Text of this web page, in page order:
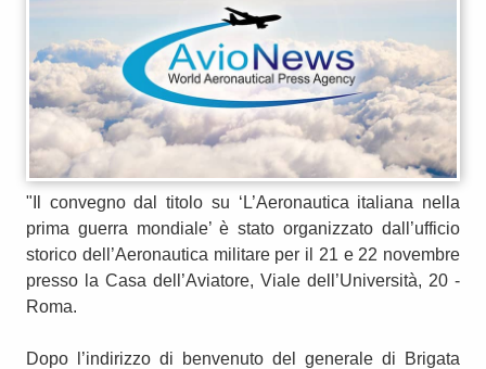
"Il convegno dal titolo su ‘L’Aeronautica italiana nella
prima guerra mondiale’ è stato organizzato dall’ufficio
storico dell’Aeronautica militare per il 21 e 22 novembre
presso la Casa dell’Aviatore, Viale dell’Università, 20 -
Roma.
Dopo l’indirizzo di benvenuto del generale di Brigata